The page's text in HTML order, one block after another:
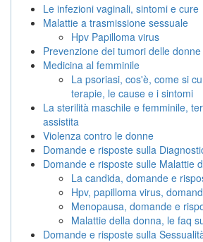
Le infezioni vaginali, sintomi e cure
Malattie a trasmissione sessuale
Hpv Papilloma virus
Prevenzione dei tumori delle donne
Medicina al femminile
La psoriasi, cos'è, come si
terapie, le cause e i sintomi
La sterilità maschile e femminile,
assistita
Violenza contro le donne
Domande e risposte sulla
Domande e risposte sulle Malattie
La candida, domande e
Hpv, papilloma virus,
Menopausa, domande e
Malattie della donna, le faq
Domande e risposte sulla